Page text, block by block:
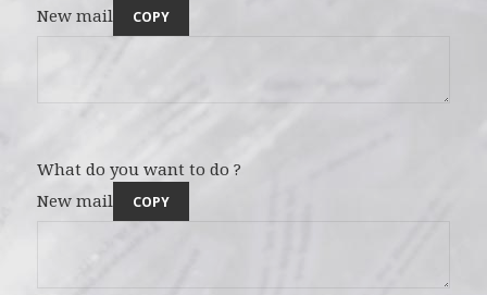
New mail
COPY
What do you want to do ?
New mail
COPY